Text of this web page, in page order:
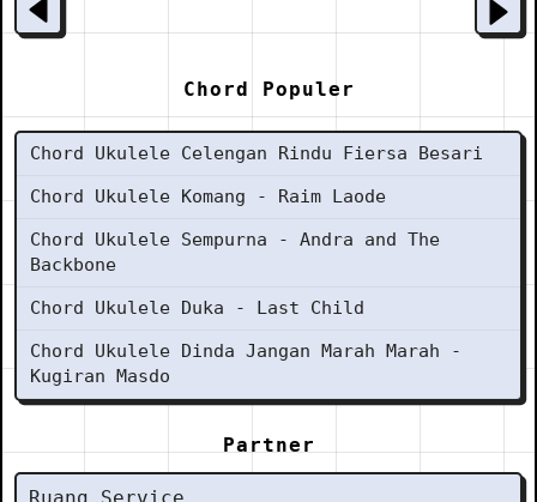
Chord Populer
Chord Ukulele Celengan Rindu Fiersa Besari
Chord Ukulele Komang - Raim Laode
Chord Ukulele Sempurna - Andra and The
Backbone
Chord Ukulele Duka - Last Child
Chord Ukulele Dinda Jangan Marah Marah -
Kugiran Masdo
Partner